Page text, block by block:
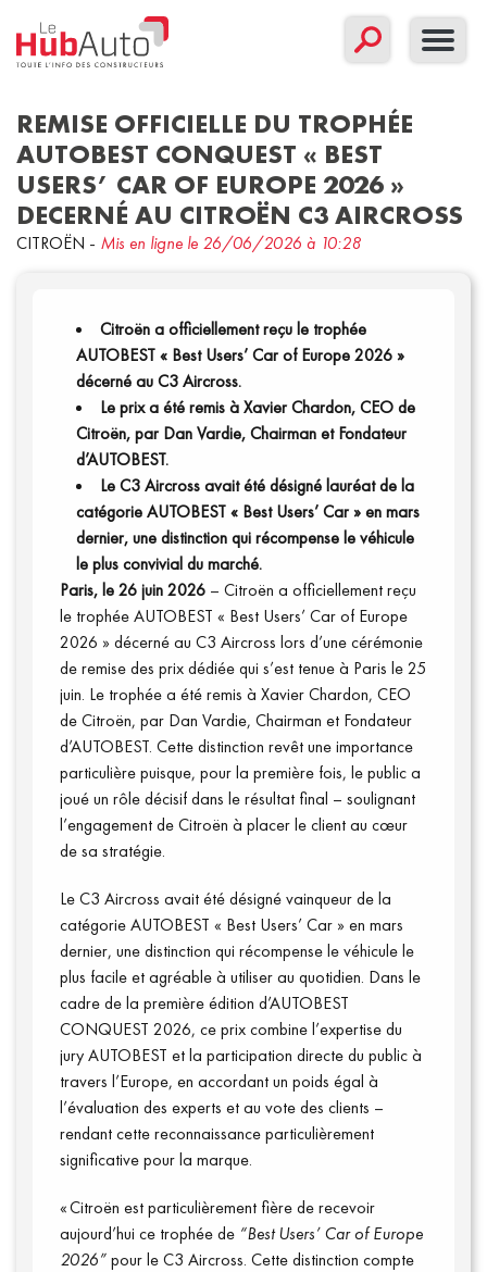
Concept Corporate Nouveau modèle
Sport
Communiqués
Vidéos
REMISE OFFICIELLE DU TROPHÉE
AUTOBEST CONQUEST « BEST
USERS’ CAR OF EUROPE 2026 »
DECERNÉ AU CITROËN C3 AIRCROSS
CITROËN - Mis en ligne le 26/06/2026 à 10:28
Citroën a officiellement reçu le trophée
AUTOBEST « Best Users’ Car of Europe 2026 »
décerné au C3 Aircross.
Le prix a été remis à Xavier Chardon, CEO de
Citroën, par Dan Vardie, Chairman et Fondateur
d’AUTOBEST.
Le C3 Aircross avait été désigné lauréat de la
catégorie AUTOBEST « Best Users’ Car » en mars
dernier, une distinction qui récompense le véhicule
le plus convivial du marché.
Paris, le 26 juin 2026 – Citroën a officiellement reçu
le trophée AUTOBEST « Best Users’ Car of Europe
2026 » décerné au C3 Aircross lors d’une cérémonie
de remise des prix dédiée qui s’est tenue à Paris le 25
juin. Le trophée a été remis à Xavier Chardon, CEO
de Citroën, par Dan Vardie, Chairman et Fondateur
d’AUTOBEST. Cette distinction revêt une importance
particulière puisque, pour la première fois, le public a
joué un rôle décisif dans le résultat final – soulignant
l’engagement de Citroën à placer le client au cœur
de sa stratégie.
Le C3 Aircross avait été désigné vainqueur de la
catégorie AUTOBEST « Best Users’ Car » en mars
dernier, une distinction qui récompense le véhicule le
plus facile et agréable à utiliser au quotidien. Dans le
cadre de la première édition d’AUTOBEST
CONQUEST 2026, ce prix combine l’expertise du
jury AUTOBEST et la participation directe du public à
travers l’Europe, en accordant un poids égal à
l’évaluation des experts et au vote des clients –
rendant cette reconnaissance particulièrement
significative pour la marque.
« Citroën est particulièrement fière de recevoir
aujourd’hui ce trophée de “Best Users’ Car of Europe
2026”pour le C3 Aircross. Cette distinction compte